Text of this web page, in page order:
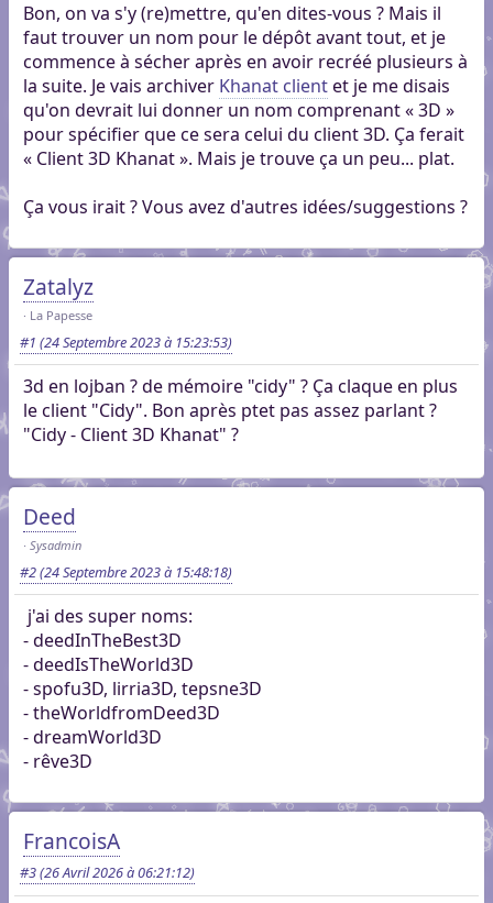
Bon, on va s'y (re)mettre, qu'en dites-vous ? Mais il
faut trouver un nom pour le dépôt avant tout, et je
commence à sécher après en avoir recréé plusieurs à
la suite. Je vais archiver Khanat clientet je me disais
qu'on devrait lui donner un nom comprenant « 3D »
pour spécifier que ce sera celui du client 3D. Ça ferait
« Client 3D Khanat ». Mais je trouve ça un peu... plat.
Ça vous irait ? Vous avez d'autres idées/suggestions ?
Zatalyz
La Papesse
#1 (24 Septembre 2023 à 15:23:53)
3d en lojban ? de mémoire "cidy" ? Ça claque en plus
le client "Cidy". Bon après ptet pas assez parlant ?
"Cidy - Client 3D Khanat" ?
Deed
Sysadmin
#2(24 Septembre 2023 à 15:48:18)
j'ai des super noms:
- deedInTheBest3D
- deedIsTheWorld3D
- spofu3D, lirria3D, tepsne3D
- theWorldfromDeed3D
- dreamWorld3D
- rêve3D
FrancoisA
#3(26 Avril 2026 à 06:21:12)